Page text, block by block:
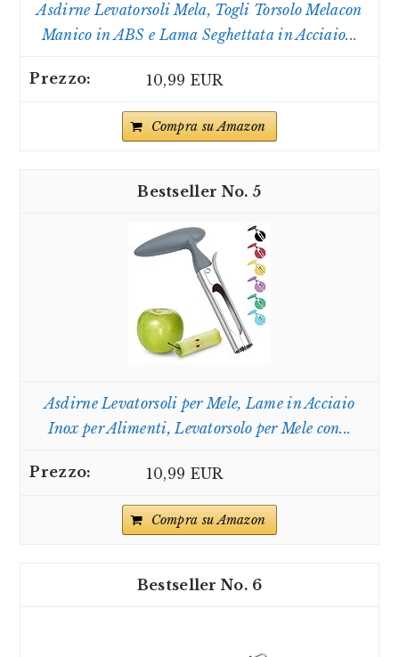
Asdirne Levatorsoli Mela, Togli Torsolo Melacon
Manico in ABS e Lama Seghettata in Acciaio...
10,99 EUR
Compra su Amazon
5
Asdirne Levatorsoli per Mele, Lame in Acciaio
Inox per Alimenti, Levatorsolo per Mele con...
10,99 EUR
Compra su Amazon
6